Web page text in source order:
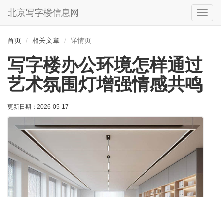
切
换
北京写字楼信息网
首页 相关文章 详情页
写字楼办公环境怎样通过
艺术氛围灯增强情感共鸣
更新日期： 2026-05-17